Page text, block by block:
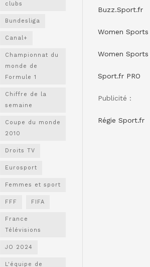
clubs
Bundesliga
Canal+
Championnat du
monde de
Formule 1
Chiffre de la
semaine
Coupe du monde
2010
Droits TV
Eurosport
Femmes et sport
FFF FIFA
France
Télévisions
JO 2024
L'équipe de
Buzz.Sport.fr
Women Sports
Women Sports
Sport.fr PRO
Publicité :
Régie Sport.fr